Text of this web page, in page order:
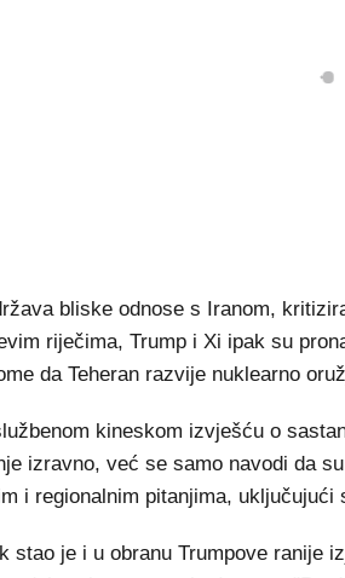
bliske odnose s Iranom,
riječima, Trump i Xi ipak su
da Teheran razvije nuklearno
kineskom izvješću o
izravno, već se samo navodi da
i regionalnim pitanjima,
stao je i u obranu Trumpove ranije